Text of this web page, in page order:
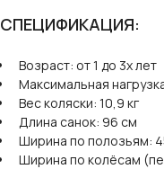
СПЕЦИФИКАЦИЯ:
Возраст: от 1 до 3х лет
Максимальная
Вес коляски: 10,9 кг
Длина санок: 96 см
Ширина по полозьям:
Ширина по колёсам